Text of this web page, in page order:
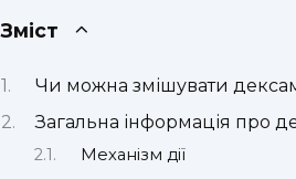
Зміст
Чи можна змішувати
Загальна інформація про
Механізм дії